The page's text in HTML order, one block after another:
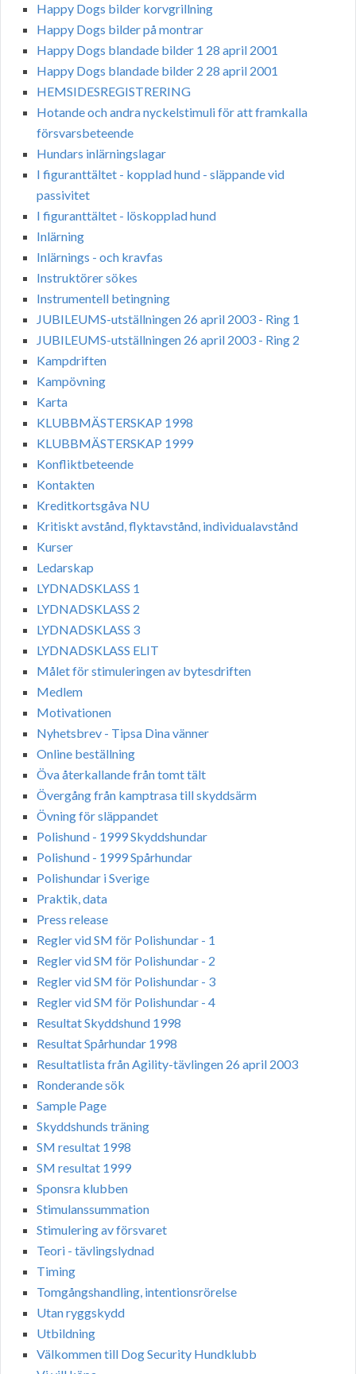
Happy Dogs bilder korvgrillning
Happy Dogs bilder på montrar
Happy Dogs blandade bilder 1 28 april 2001
Happy Dogs blandade bilder 2 28 april 2001
HEMSIDESREGISTRERING
Hotande och andra nyckelstimuli för att framkalla
försvarsbeteende
Hundars inlärningslagar
I figuranttältet - kopplad hund - släppande vid
passivitet
I figuranttältet - löskopplad hund
Inlärning
Inlärnings - och kravfas
Instruktörer sökes
Instrumentell betingning
JUBILEUMS-utställningen 26 april 2003 - Ring 1
JUBILEUMS-utställningen 26 april 2003 - Ring 2
Kampdriften
Kampövning
Karta
KLUBBMÄSTERSKAP 1998
KLUBBMÄSTERSKAP 1999
Konfliktbeteende
Kontakten
Kreditkortsgåva NU
Kritiskt avstånd, flyktavstånd, individualavstånd
Kurser
Ledarskap
LYDNADSKLASS 1
LYDNADSKLASS 2
LYDNADSKLASS 3
LYDNADSKLASS ELIT
Målet för stimuleringen av bytesdriften
Medlem
Motivationen
Nyhetsbrev - Tipsa Dina vänner
Online beställning
Öva återkallande från tomt tält
Övergång från kamptrasa till skyddsärm
Övning för släppandet
Polishund - 1999 Skyddshundar
Polishund - 1999 Spårhundar
Polishundar i Sverige
Praktik, data
Press release
Regler vid SM för Polishundar - 1
Regler vid SM för Polishundar - 2
Regler vid SM för Polishundar - 3
Regler vid SM för Polishundar - 4
Resultat Skyddshund 1998
Resultat Spårhundar 1998
Resultatlista från Agility-tävlingen 26 april 2003
Ronderande sök
Sample Page
Skyddshunds träning
SM resultat 1998
SM resultat 1999
Sponsra klubben
Stimulanssummation
Stimulering av försvaret
Teori - tävlingslydnad
Timing
Tomgångshandling, intentionsrörelse
Utan ryggskydd
Utbildning
Välkommen till Dog Security Hundklubb